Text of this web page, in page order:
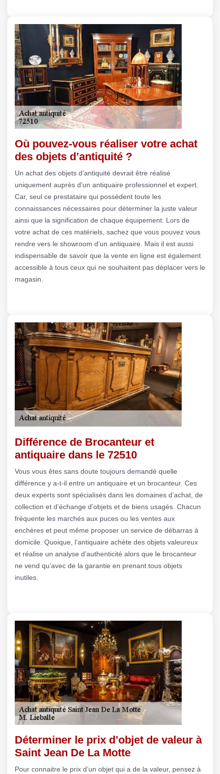
Où pouvez-vous réaliser votre achat
des objets d’antiquité ?
Un achat des objets d’antiquité devrait être réalisé
uniquement auprès d’un antiquaire professionnel et expert.
Car, seul ce prestataire qui possèdent toute les
connaissances nécessaires pour déterminer la juste valeur
ainsi que la signification de chaque équipement. Lors de
votre achat de ces matériels, sachez que vous pouvez vous
rendre vers le showroom d’un antiquaire. Mais il est aussi
indispensable de savoir que la vente en ligne est également
accessible à tous ceux qui ne souhaitent pas déplacer vers le
magasin.
Différence de Brocanteur et
antiquaire dans le 72510
Vous vous êtes sans doute toujours demandé quelle
différence y a-t-il entre un antiquaire et un brocanteur. Ces
deux experts sont spécialisés dans les domaines d’achat, de
collection et d’échange d’objets et de biens usagés. Chacun
fréquente les marchés aux puces ou les ventes aux
enchères et peut même proposer un service de débarras à
domicile. Quoique, l’antiquaire achète des objets valeureux
et réalise un analyse d’authenticité alors que le brocanteur
ne vend qu’avec de la garantie en prenant tous objets
inutiles.
Déterminer le prix d’objet de valeur à
Saint Jean De La Motte
Pour connaitre le prix d’un objet qui a de la valeur, pensez à